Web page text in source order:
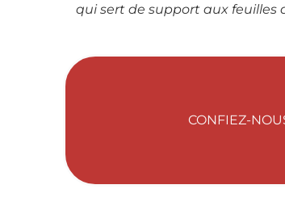
qui sert de support aux feuilles
CONFIEZ-